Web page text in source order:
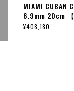
MIAMI CUBAN
6.9mm 20cm 【
¥408,180